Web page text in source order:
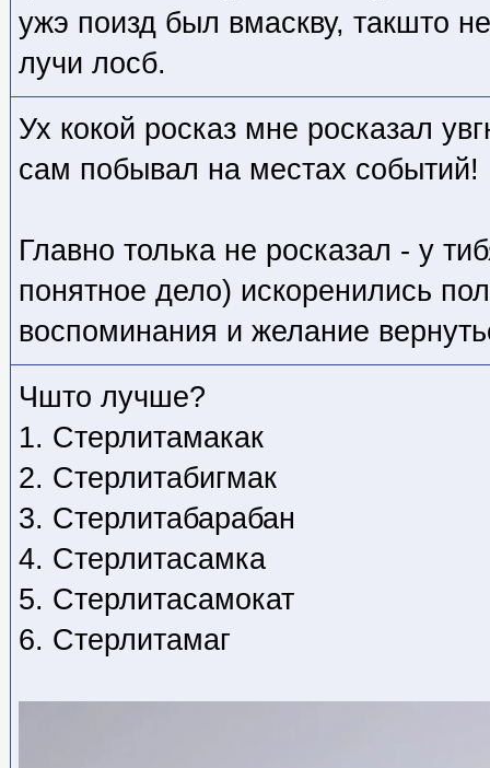
ужэ поизд был вмаскву, такшто
лучи лосб.
Ух кокой росказ мне росказал
сам побывал на местах событий!
Главно толька не росказал - у
понятное дело) искоренились
воспоминания и желание
Чшто лучше?
1. Стерлитамакак
2. Стерлитабигмак
3. Стерлитабарабан
4. Стерлитасамка
5. Стерлитасамокат
6. Стерлитамаг